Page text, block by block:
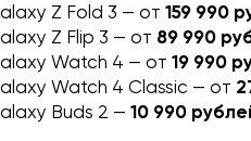
Z Fold 3 — от159 990
Z Flip 3 — от 89 990
Watch 4 — от19 990
Watch 4 Classic — от
Buds 2 —10 990